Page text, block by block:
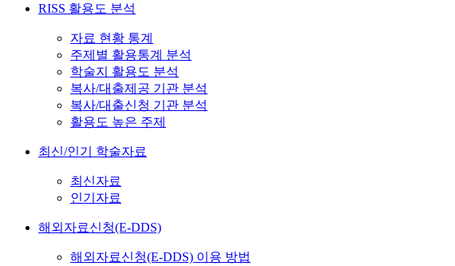
RISS 활용도 분석
자료 현황 통계
주제별 활용통계 분석
학술지 활용도 분석
복사/대출제공 기관 분석
복사/대출신청 기관 분석
활용도 높은 주제
최신/인기 학술자료
최신자료
인기자료
해외자료신청(E-DDS)
해외자료신청(E-DDS) 이용 방법